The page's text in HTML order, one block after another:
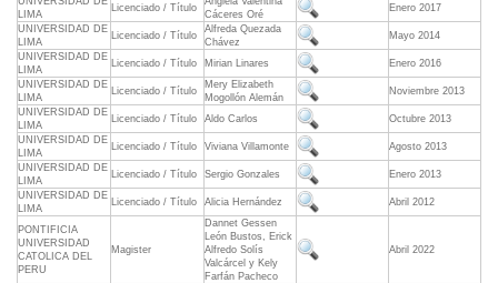
LIMA
Licenciado / Título
Cáceres Oré
Enero 2017
UNIVERSIDAD DE
LIMA
Licenciado / Título
Alfreda Quezada
Chávez
Mayo 2014
UNIVERSIDAD DE
LIMA
Licenciado / Título Mirian Linares
Enero 2016
UNIVERSIDAD DE
LIMA
Licenciado / Título
Mery Elizabeth
Mogollón Alemán
Noviembre 2013
UNIVERSIDAD DE
LIMA
Licenciado / Título Aldo Carlos
Octubre 2013
UNIVERSIDAD DE
LIMA
Licenciado / Título Viviana Villamonte
Agosto 2013
UNIVERSIDAD DE
LIMA
Licenciado / Título Sergio Gonzales
Enero 2013
UNIVERSIDAD DE
LIMA
Licenciado / Título Alicia Hernández Abril 2012
PONTIFICIA
UNIVERSIDAD
CATOLICA DEL
PERU
Magister
Dannet Gessen
León Bustos, Erick
Alfredo Solís
Valcárcel y Kely
Farfán Pacheco
Abril 2022